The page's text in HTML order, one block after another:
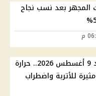
بعد نسب نجاح
حالة الطقس غدا الأحد 9 أغسطس 2026.. حرارة
للأتربة واضطراب